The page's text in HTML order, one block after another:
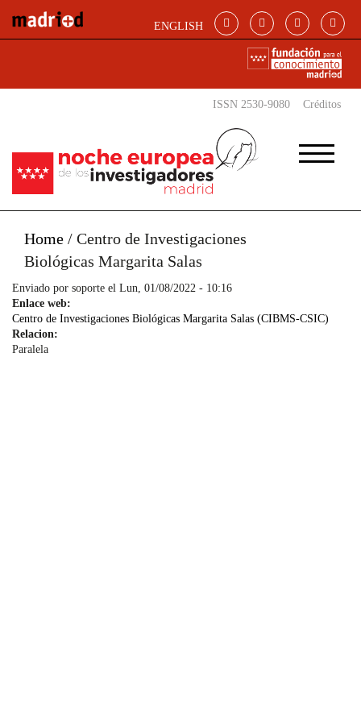
ENGLISH
ISSN 2530-9080 Créditos
Home / Centro de Investigaciones
Biológicas Margarita Salas
Enviado por soporte el Lun, 01/08/2022 - 10:16
Enlace web:
Centro de Investigaciones Biológicas Margarita Salas (CIBMS-CSIC)
Relacion:
Paralela